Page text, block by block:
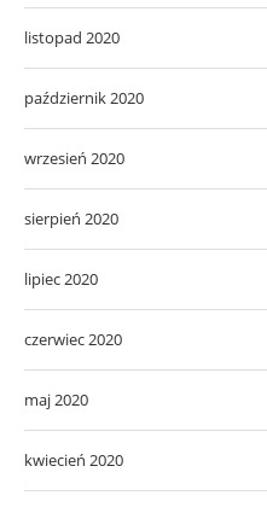
listopad 2020
październik 2020
wrzesień 2020
sierpień 2020
lipiec 2020
czerwiec 2020
maj 2020
kwiecień 2020